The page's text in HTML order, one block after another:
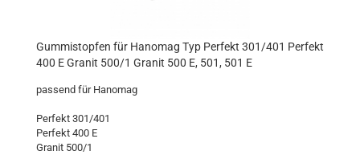
Gummistopfen für Hanomag Typ Perfekt 301/401 Perfekt
400 E Granit 500/1 Granit 500 E, 501, 501 E
passend für Hanomag
Perfekt 301/401
Perfekt 400 E
Granit 500/1